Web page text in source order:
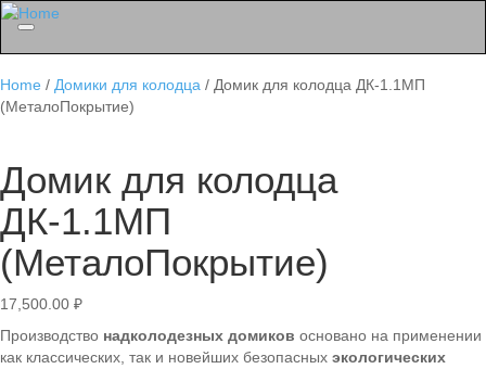
Home / Домики для колодца / Домик для колодца ДК-1.1МП
(МеталоПокрытие)
Домик для колодца
ДК-1.1МП
(МеталоПокрытие)
17,500.00 ₽
Производство надколодезных домиков основано на применении
как классических, так и новейших безопасных экологических